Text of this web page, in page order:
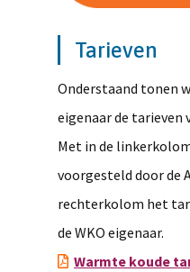
Tarieven
Onderstaand tonen
eigenaar de tarieven
Met in de
voorgesteld door de
rechterkolom het
de WKO eigenaar.
Warmte koude